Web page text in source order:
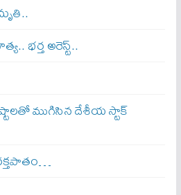
భర్త అరెస్ట్..
ముగిసిన దేశీయ స్టాక్